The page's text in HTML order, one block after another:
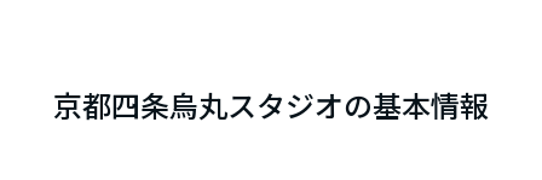
京都四条烏丸スタジオの基本情報